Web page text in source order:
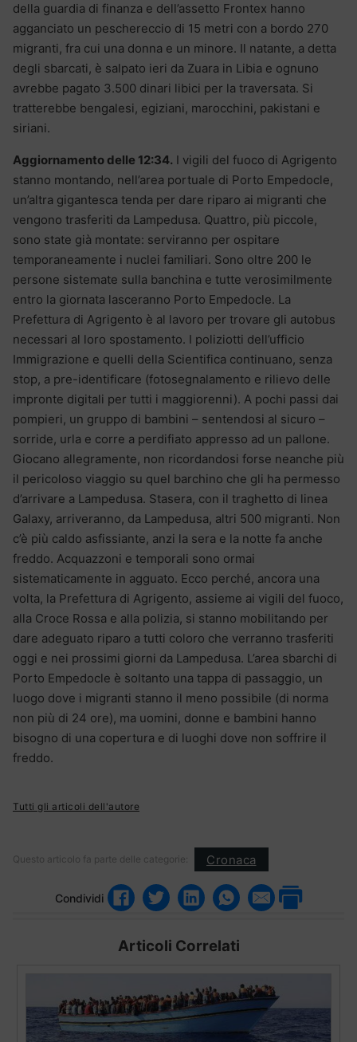
della guardia di finanza e dell’assetto Frontex hanno
agganciato un peschereccio di 15 metri con a bordo 270
migranti, fra cui una donna e un minore. Il natante, a detta
degli sbarcati, è salpato ieri da Zuara in Libia e ognuno
avrebbe pagato 3.500 dinari libici per la traversata. Si
tratterebbe bengalesi, egiziani, marocchini, pakistani e
siriani.
Aggiornamento delle 12:34. I vigili del fuoco di Agrigento
stanno montando, nell’area portuale di Porto Empedocle,
un’altra gigantesca tenda per dare riparo ai migranti che
vengono trasferiti da Lampedusa. Quattro, più piccole,
sono state già montate: serviranno per ospitare
temporaneamente i nuclei familiari. Sono oltre 200 le
persone sistemate sulla banchina e tutte verosimilmente
entro la giornata lasceranno Porto Empedocle. La
Prefettura di Agrigento è al lavoro per trovare gli autobus
necessari al loro spostamento. I poliziotti dell’ufficio
Immigrazione e quelli della Scientifica continuano, senza
stop, a pre-identificare (fotosegnalamento e rilievo delle
impronte digitali per tutti i maggiorenni). A pochi passi dai
pompieri, un gruppo di bambini – sentendosi al sicuro –
sorride, urla e corre a perdifiato appresso ad un pallone.
Giocano allegramente, non ricordandosi forse neanche più
il pericoloso viaggio su quel barchino che gli ha permesso
d’arrivare a Lampedusa. Stasera, con il traghetto di linea
Galaxy, arriveranno, da Lampedusa, altri 500 migranti. Non
c’è più caldo asfissiante, anzi la sera e la notte fa anche
freddo. Acquazzoni e temporali sono ormai
sistematicamente in agguato. Ecco perché, ancora una
volta, la Prefettura di Agrigento, assieme ai vigili del fuoco,
alla Croce Rossa e alla polizia, si stanno mobilitando per
dare adeguato riparo a tutti coloro che verranno trasferiti
oggi e nei prossimi giorni da Lampedusa. L’area sbarchi di
Porto Empedocle è soltanto una tappa di passaggio, un
luogo dove i migranti stanno il meno possibile (di norma
non più di 24 ore), ma uomini, donne e bambini hanno
bisogno di una copertura e di luoghi dove non soffrire il
freddo.
Tutti gli articoli dell'autore
Questo articolo fa parte delle categorie: Cronaca
Condividi
Articoli Correlati